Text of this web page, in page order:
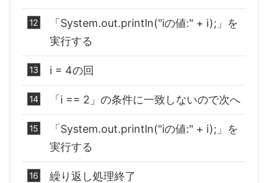
「System.out.println("iの値:" + i);」を
実行する
i = 4の回
「i == 2」の条件に一致しないので次へ
「System.out.println("iの値:" + i);」を
実行する
繰り返し処理終了